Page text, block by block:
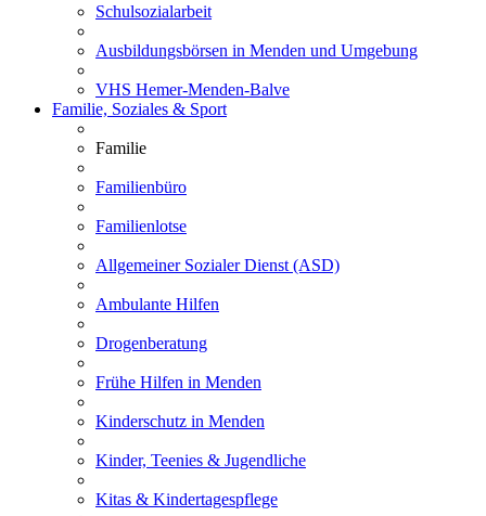
Schulsozialarbeit
Ausbildungsbörsen in Menden und Umgebung
VHS Hemer-Menden-Balve
Familie, Soziales & Sport
Familie
Familienbüro
Familienlotse
Allgemeiner Sozialer Dienst (ASD)
Ambulante Hilfen
Drogenberatung
Frühe Hilfen in Menden
Kinderschutz in Menden
Kinder, Teenies & Jugendliche
Kitas & Kindertagespflege